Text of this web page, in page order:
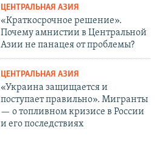
ЦЕНТРАЛЬНАЯ АЗИЯ
«Краткосрочное решение».
Почему амнистии в Центральной
Азии не панацея от проблемы?
ЦЕНТРАЛЬНАЯ АЗИЯ
«Украина защищается и
поступает правильно». Мигранты
— о топливном кризисе в России
и его последствиях